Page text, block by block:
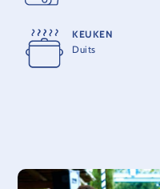
KEUKEN
Duits